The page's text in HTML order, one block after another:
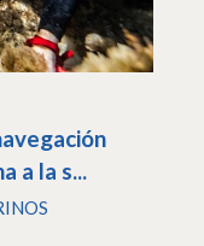
a la s...